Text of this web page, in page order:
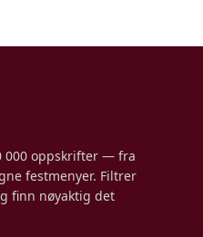
000 oppskrifter — fra
festmenyer. Filtrer
finn nøyaktig det